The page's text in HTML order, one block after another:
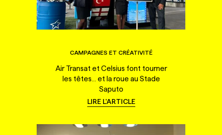
CAMPAGNES ET CRÉATIVITÉ
Air Transat et Celsius font tourner
les têtes... et la roue au Stade
Saputo
LIRE L'ARTICLE